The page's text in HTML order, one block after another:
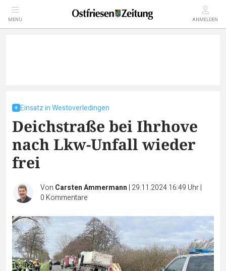
MENÜ ANMELDEN
Einsatz in Westoverledingen
Deichstraße bei Ihrhove
nach Lkw-Unfall wieder
frei
Von Carsten Ammermann | 29.11.2024 16:49 Uhr|
0 Kommentare